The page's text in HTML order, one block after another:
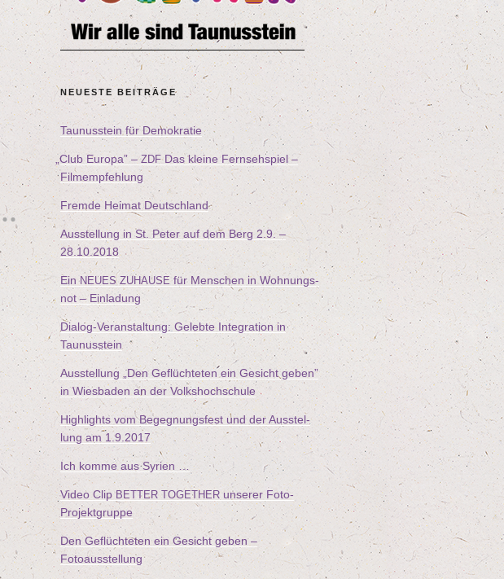
NEU­ES­TE BEITRÄGE
Tau­nus­stein für Demokratie
„Club Euro­pa” –ZDFDas klei­ne Fern­seh­spiel –
Filmempfehlung
Frem­de Hei­mat Deutschland
Aus­stel­lung in St. Peter auf dem Berg 2 9. –
28. 10.2018
EinNEUES ZUHAUSEfür Men­schen in Woh­nungs­
not – Einladung
Dia­log-Ver­an­stal­tung: Geleb­te Inte­gra­ti­on in
Taunusstein
Aus­stel­lung „Den Geflüch­te­ten ein Gesicht geben”
in Wies­ba­den an der Volkshochschule
High­lights vom Begeg­nungs­fest und der Aus­stel­
lung am 1.9 2017
Ich kom­me aus Syrien …
Video Clip BETTER TOGETHERunse­rer Foto-
Projektgruppe
Den Geflüch­te­ten ein Gesicht geben –
Fotoausstellung